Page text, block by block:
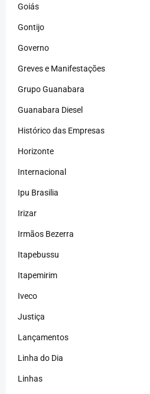
Goiás
Gontijo
Governo
Greves e Manifestações
Grupo Guanabara
Guanabara Diesel
Histórico das Empresas
Horizonte
Internacional
Ipu Brasilia
Irizar
Irmãos Bezerra
Itapebussu
Itapemirim
Iveco
Justiça
Lançamentos
Linha do Dia
Linhas